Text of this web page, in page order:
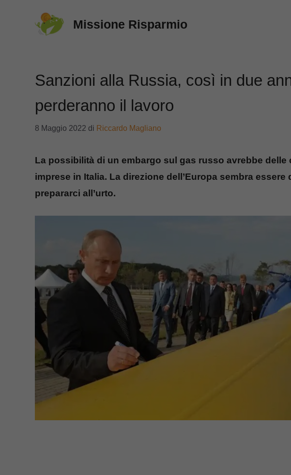
Missione Risparmio
Sanzioni alla Russia, così in due
perderanno il lavoro
8 Maggio 2022 di Riccardo Magliano
La possibilità di un embargo sul gas russo avrebbe
imprese in Italia. La direzione dell’Europa sembra essere
prepararci all’urto.